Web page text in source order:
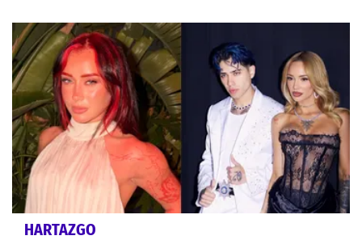
HARTAZGO